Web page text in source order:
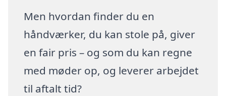
Men hvordan finder du en
håndværker, du kan stole på, giver
en fair pris – og som du kan regne
med møder op, og leverer arbejdet
til aftalt tid?